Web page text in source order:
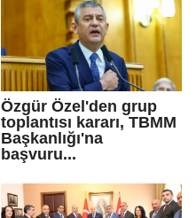
Özgür Özel'den grup
toplantısı kararı, TBMM
Başkanlığı'na
başvuru...